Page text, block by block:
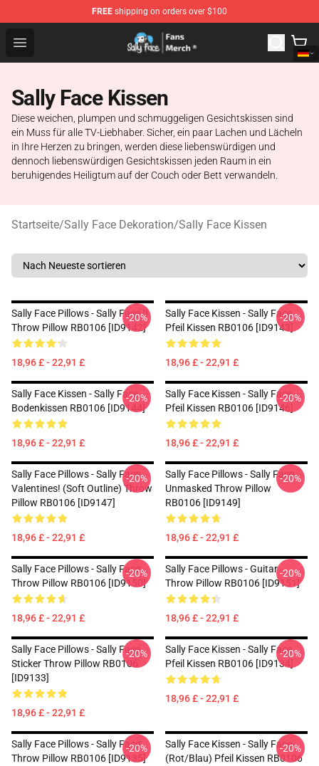
FREE shipping on orders over $100
Open menu
Sally Face Store - Official Sally Face Merchandise Shop
Sally Face Kissen
Diese weichen, plumpen und schmuggeligen Gesichtskissen sind
ein Muss für alle TV-Liebhaber. Sicher, ein paar Lachen und Lächeln
in Ihre Herzen zu bringen, werden diese liebenswürdigen und
dennoch liebenswürdigen Gesichtskissen jeden Raum in ein
beruhigendes Heiligtum auf der Couch oder Bett verwandeln.
Startseite/Sally Face Dekoration/Sally Face Kissen
Sally Face Pillows - Sally Face !!
Throw Pillow RB0106 [ID9142]
18,96 £ - 22,91 £
-20%
Sally Face Kissen - Sally Face
Pfeil Kissen RB0106 [ID9143]
18,96 £ - 22,91 £
-20%
Sally Face Kissen - Sally Face
Bodenkissen RB0106 [ID9144]
18,96 £ - 22,91 £
-20%
Sally Face Kissen - Sally Face
Pfeil Kissen RB0106 [ID9146]
18,96 £ - 22,91 £
-20%
Sally Face Pillows - Sally Face
Valentines! (Soft Outline) Throw
Pillow RB0106 [ID9147]
18,96 £ - 22,91 £
-20%
Sally Face Pillows - Sally Face
Unmasked Throw Pillow
RB0106 [ID9149]
18,96 £ - 22,91 £
-20%
Sally Face Pillows - Sally Face
Throw Pillow RB0106 [ID9150]
18,96 £ - 22,91 £
-20%
Sally Face Pillows - Guitar
Throw Pillow RB0106 [ID9151]
18,96 £ - 22,91 £
-20%
Sally Face Pillows - Sally Face
Sticker Throw Pillow RB0106
[ID9133]
18,96 £ - 22,91 £
-20%
Sally Face Kissen - Sally Face
Pfeil Kissen RB0106 [ID9134]
18,96 £ - 22,91 £
-20%
Sally Face Pillows - Sally Face
Throw Pillow RB0106 [ID9135]
-20%
Sally Face Kissen - Sally Face
(rot/blau) Pfeil Kissen RB0106
-20%